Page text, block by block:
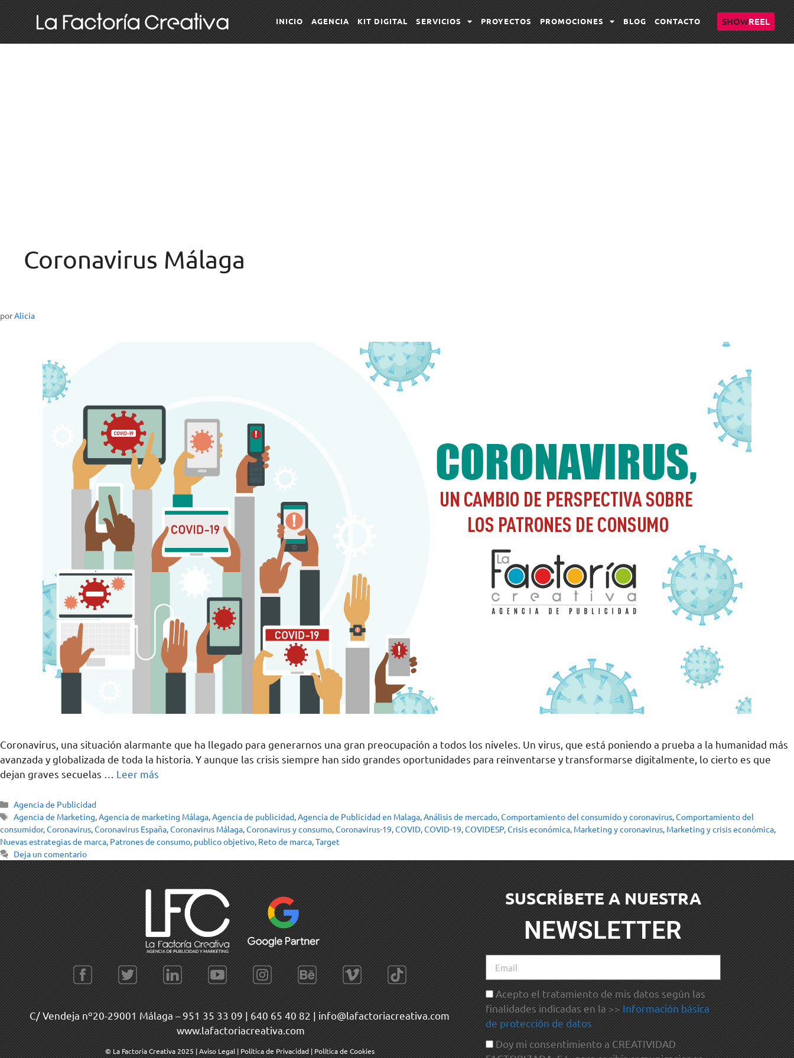
INICIO AGENCIA KIT DIGITAL SERVICIOS PROYECTOS PROMOCIONES BLOG CONTACTO SHOWREEL
Coronavirus Málaga
porAlicia
Coronavirus, una situación alarmante que ha llegado para generarnos una gran preocupación a todos los niveles. Un virus, que está poniendo a prueba a la humanidad más
avanzada y globalizada de toda la historia. Y aunque las crisis siempre han sido grandes oportunidades para reinventarse y transformarse digitalmente, lo cierto es que
dejan graves secuelas … Leer más
Agencia de Publicidad
Agencia de Marketing,Agencia de marketing Málaga,Agencia de publicidad,Agencia de Publicidad en Malaga,Análisis de mercado,Comportamiento del consumido y coronavirus,Comportamiento del
consumidor,Coronavirus,Coronavirus España,Coronavirus Málaga,Coronavirus y consumo,Coronavirus-19,COVID,COVID-19,COVIDESP,Crisis económica, Marketing y coronavirus, Marketing y crisis económica,
Nuevas estrategias de marca, Patrones de consumo, publico objetivo, Reto de marca,Target
Deja un comentario
C/ Vendeja nº20-29001 Málaga –951 35 33 09 | 640 65 40 82 | info@lafactoriacreativa.com
www.lafactoriacreativa.com
© La Factoria Creativa 2025 |Aviso Legal | Política de Privacidad | Política de Cookies
SUSCRÍBETE A NUESTRA
NEWSLETTER
Acepto el tratamiento de mis datos según las
finalidades indicadas en la >> Información básica
de protección de datos
Doy mi consentimiento a CREATIVIDAD